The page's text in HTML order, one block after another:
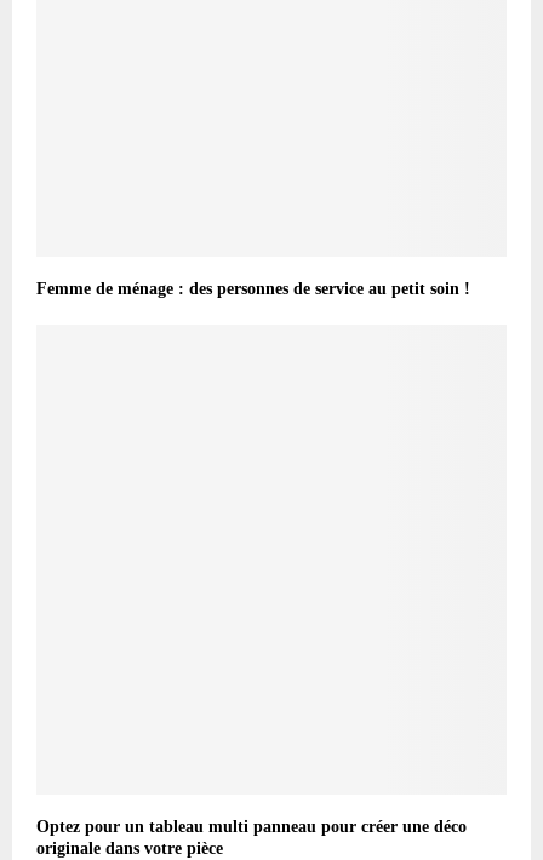
Femme de ménage : des personnes de service au petit soin !
Optez pour un tableau multi panneau pour créer une déco
originale dans votre pièce